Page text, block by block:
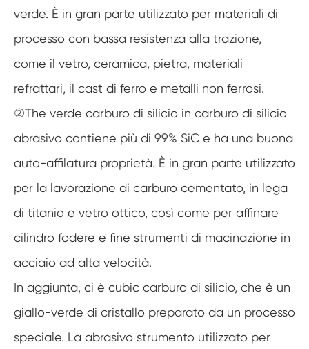
verde. È in gran parte utilizzato per materiali di
processo con bassa resistenza alla trazione,
come il vetro, ceramica, pietra, materiali
refrattari, il cast di ferro e metalli non ferrosi.
②The verde carburo di silicio in carburo di silicio
abrasivo contiene più di 99% SiC e ha una buona
auto-affilatura proprietà. È in gran parte utilizzato
per la lavorazione di carburo cementato, in lega
di titanio e vetro ottico, così come per affinare
cilindro fodere e fine strumenti di macinazione in
acciaio ad alta velocità.
In aggiunta, ci è cubic carburo di silicio, che è un
giallo-verde di cristallo preparato da un processo
speciale. La abrasivo strumento utilizzato per